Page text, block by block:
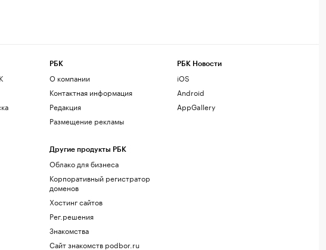
РБК
О компании
Контактная информация
Редакция
Размещение рекламы
Другие продукты РБК
Облако для бизнеса
Корпоративный регистратор
доменов
Хостинг сайтов
Рег.решения
Знакомства
Сайт знакомств podbor.ru
РБК Новости
iOS
Android
AppGallery